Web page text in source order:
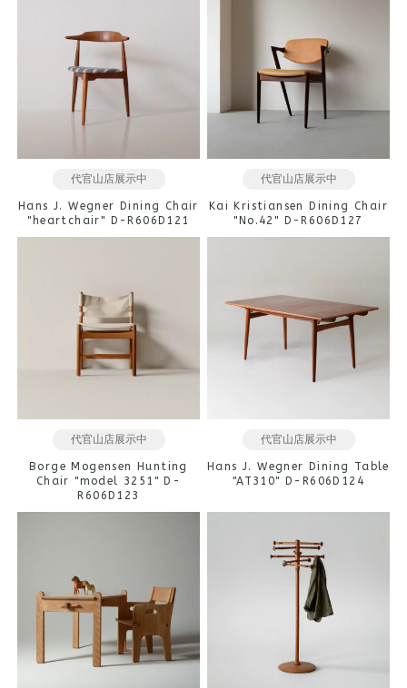
代官山店展示中
Hans J. Wegner Dining Chair
"heartchair" D-R606D121
代官山店展示中
Kai Kristiansen Dining Chair
"No.42" D-R606D127
代官山店展示中
Borge Mogensen Hunting
Chair "model 3251" D-
R606D123
代官山店展示中
Hans J. Wegner Dining Table
"AT310" D-R606D124